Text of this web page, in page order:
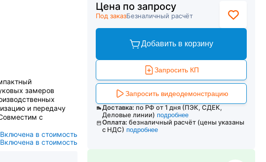
замеров
и передачу
с
Включена в стоимость
Включена в стоимость
Цена по запросу
Под заказБезналичный расчёт
Добавить в корзину
Запросить КП
Запросить видеодемонстрацию
Доставка: по РФ от 1 дня (ПЭК, СДЕК,
Деловые линии) подробнее
Оплата: безналичный расчёт (цены указаны
с НДС) подробнее